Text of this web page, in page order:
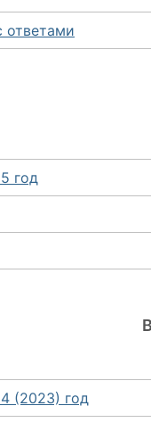
ответами
год
(2023) год